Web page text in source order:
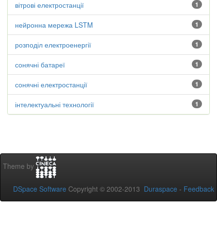
1
вітрові електростанції
1
нейронна мережа LSTM
1
розподіл електроенергії
1
сонячні батареї
1
сонячні електростанції
1
інтелектуальні технології
Theme by
DSpace Software Copyright © 2002-2013 Duraspace - Feedback